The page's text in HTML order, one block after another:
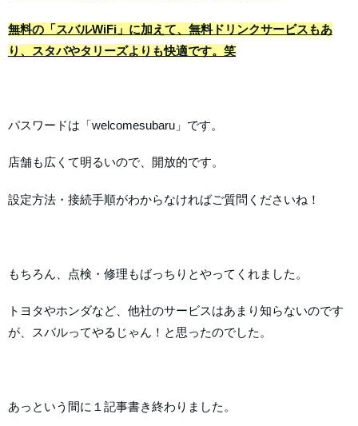
無料の「スバルWiFi」に加えて、無料ドリンクサービスもあ
り、スタバやタリーズよりも快適です。笑
パスワードは「welcomesubaru」です。
店舗も広くて明るいので、開放的です。
設定方法・接続手順がわからなければご質問くださいね！
もちろん、点検・修理もばっちりとやってくれました。
トヨタやホンダなど、他社のサービスはあまり知らないのです
が、スバルってやるじゃん！と思ったのでした。
あっという間に１記事書き終わりました。